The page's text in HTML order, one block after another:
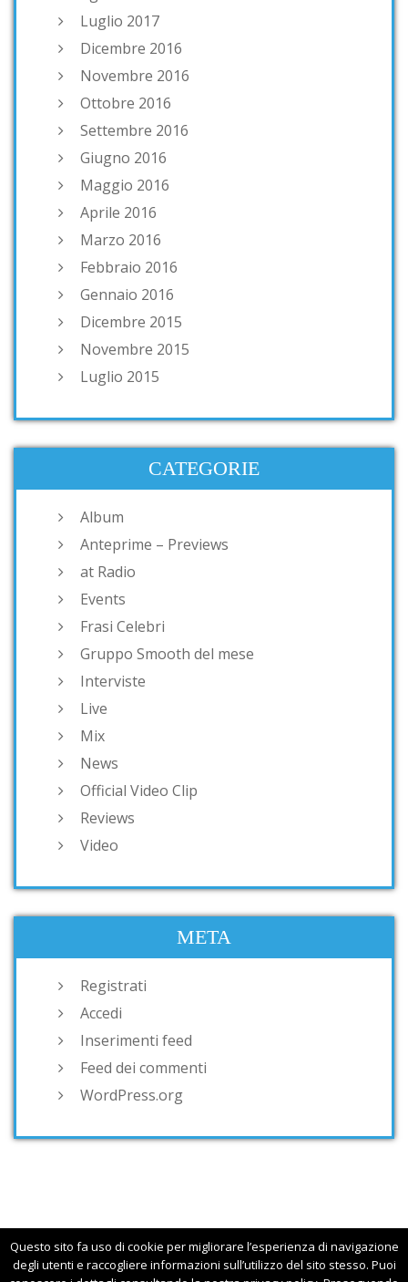
Luglio 2017
Dicembre 2016
Novembre 2016
Ottobre 2016
Settembre 2016
Giugno 2016
Maggio 2016
Aprile 2016
Marzo 2016
Febbraio 2016
Gennaio 2016
Dicembre 2015
Novembre 2015
Luglio 2015
CATEGORIE
Album
Anteprime – Previews
at Radio
Events
Frasi Celebri
Gruppo Smooth del mese
Interviste
Live
Mix
News
Official Video Clip
Reviews
Video
META
Registrati
Accedi
Inserimenti feed
Feed dei commenti
WordPress.org
Copyright © 2015 smoothjazz.it. All Rights Reserved.
Questo sito fa uso di cookie per migliorare l’esperienza di navigazione
degli utenti e raccogliere informazioni sull’utilizzo del sito stesso. Puoi